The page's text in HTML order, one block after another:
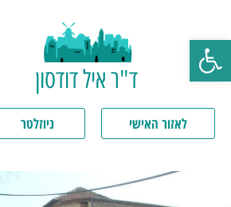
פתח סרגל נגישות
ד"ר איל דודסון
לאזור האישי ניוזלטר